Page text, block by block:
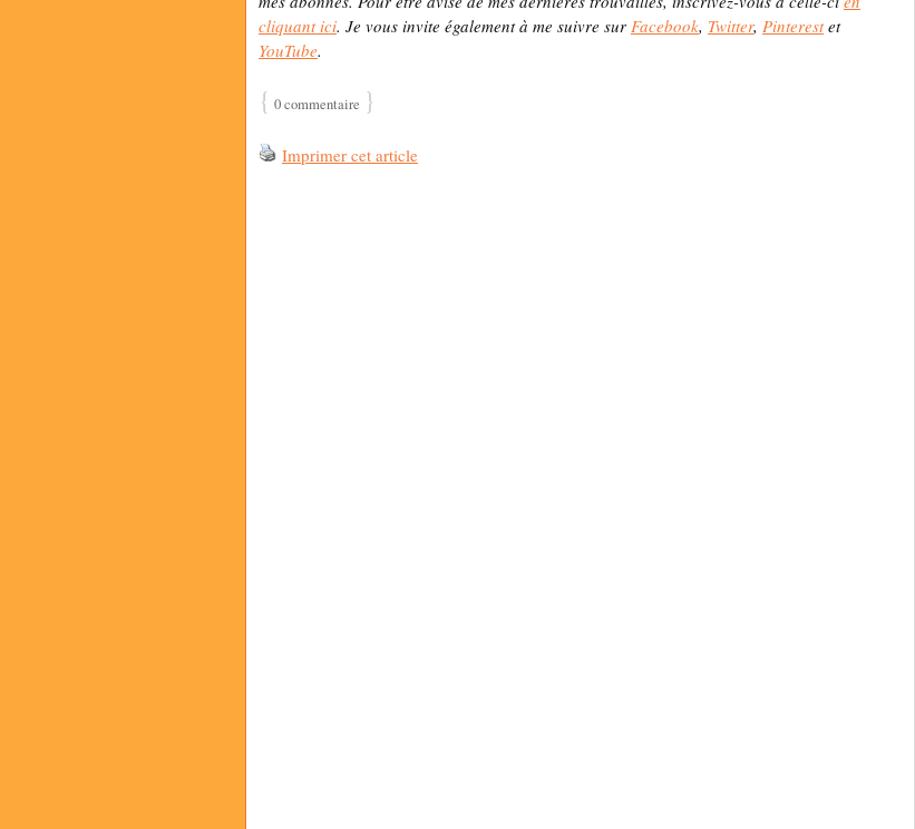
cliquant ici. Je vous invite également à me suivre sur Facebook, Twitter, Pinterestet
YouTube.
{ 0 commentaire }
Imprimer cet article